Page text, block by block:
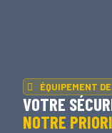
ÉQUIPEMENT
VOTRE
NOTRE